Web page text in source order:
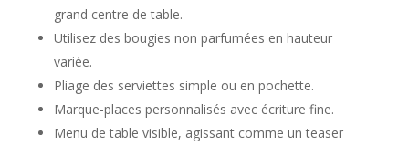
grand centre de table.
Utilisez des bougies non parfumées en hauteur
variée.
Pliage des serviettes simple ou en pochette.
Marque-places personnalisés avec écriture fine.
Menu de table visible, agissant comme un teaser